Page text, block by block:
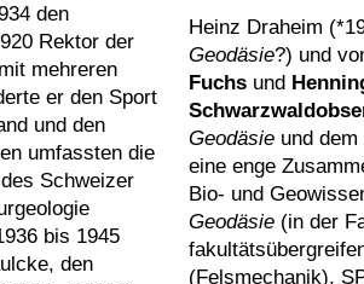
den
Rektor der
mehreren
er den Sport
und den
umfassten die
Schweizer
bis 1945
den
Heinz Draheim
Geodäsie?) und
Fuchsund
Geodäsieund dem
eine enge
Bio- und
Geodäsie(in der
(Felsmechanik),